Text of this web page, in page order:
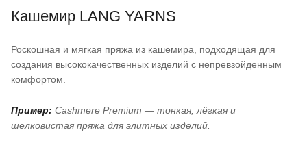
Кашемир LANG YARNS
Роскошная и мягкая пряжа из кашемира, подходящая для
создания высококачественных изделий с непревзойденным
комфортом.
Пример: Cashmere Premium — тонкая, лёгкая и
шелковистая пряжа для элитных изделий.